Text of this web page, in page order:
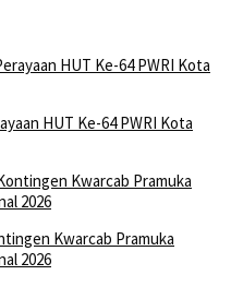
HUT Ke-64 PWRI Kota
Kwarcab Pramuka
2026